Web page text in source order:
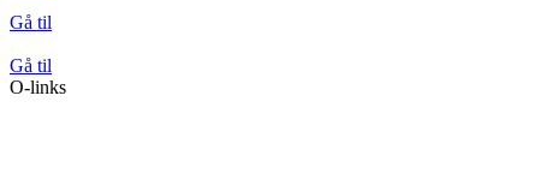
Gå til
Gå til
O-links